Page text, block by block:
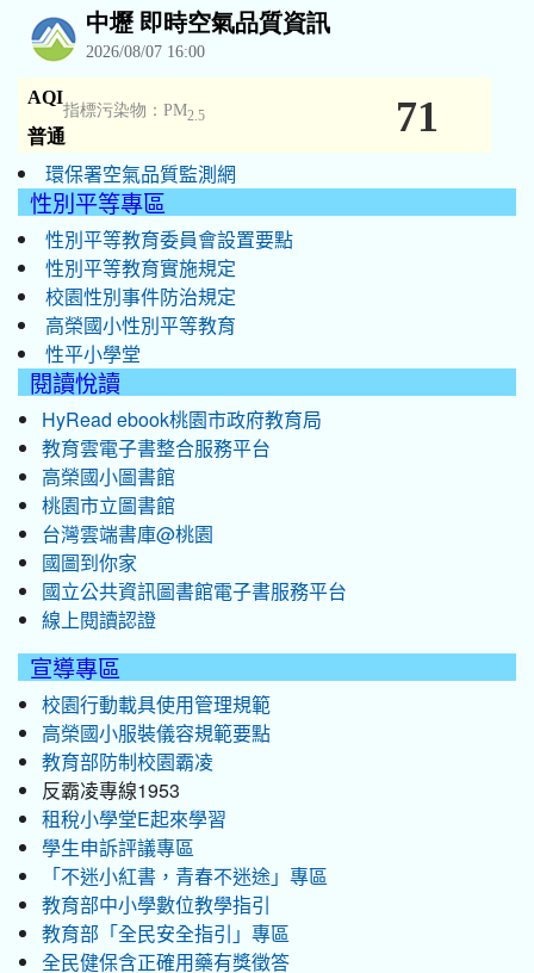
環保署空氣品質監測網
性別平等專區
性別平等教育委員會設置要點
性別平等教育實施規定
校園性別事件防治規定
高榮國小性別平等教育
性平小學堂
閱讀悅讀
HyRead ebook桃園市政府教育局
教育雲電子書整合服務平台
高榮國小圖書館
桃園市立圖書館
台灣雲端書庫@桃園
國圖到你家
國立公共資訊圖書館電子書服務平台
線上閱讀認證
宣導專區
校園行動載具使用管理規範
高榮國小服裝儀容規範要點
教育部防制校園霸凌
反霸凌專線1953
租稅小學堂E起來學習
學生申訴評議專區
「不迷小紅書，青春不迷途」專區
教育部中小學數位教學指引
教育部「全民安全指引」專區
全民健保含正確用藥有獎徵答